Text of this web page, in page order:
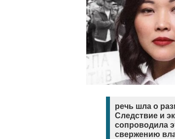
речь шла о
Следствие и
сопроводила
свержению